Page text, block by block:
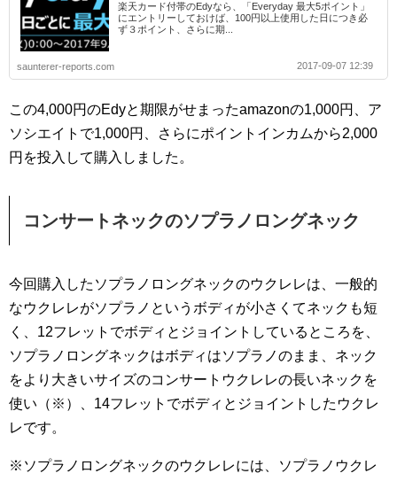
楽天カード付帯のEdyなら、「Everyday 最大5ポイント」
にエントリーしておけば、100円以上使用した日につき必
ず３ポイント、さらに期...
saunterer-reports.com 2017-09-07 12:39
この4,000円のEdyと期限がせまったamazonの1,000円、ア
ソシエイトで1,000円、さらにポイントインカムから2,000
円を投入して購入しました。
コンサートネックのソプラノロングネック
今回購入したソプラノロングネックのウクレレは、一般的
なウクレレがソプラノというボディが小さくてネックも短
く、12フレットでボディとジョイントしているところを、
ソプラノロングネックはボディはソプラノのまま、ネック
をより大きいサイズのコンサートウクレレの長いネックを
使い（※）、14フレットでボディとジョイントしたウクレ
レです。
※ソプラノロングネックのウクレレには、ソプラノウクレ